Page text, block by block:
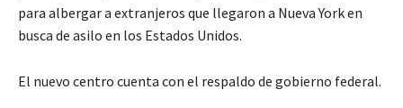
para albergar a extranjeros que llegaron a Nueva York en
busca de asilo en los Estados Unidos.
El nuevo centro cuenta con el respaldo de gobierno federal.